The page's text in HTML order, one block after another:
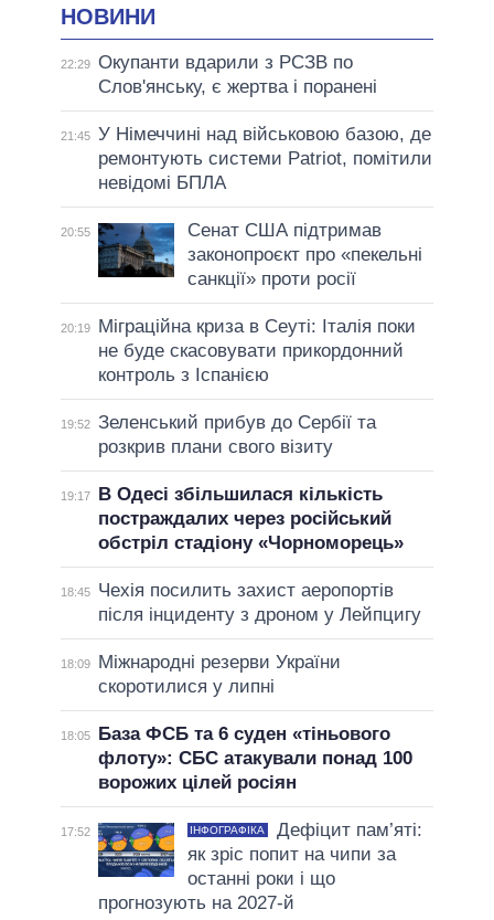
НОВИНИ
22:29 Окупанти вдарили з РСЗВ по
Слов'янську, є жертва і поранені
21:45 У Німеччині над військовою базою, де
ремонтують системи Patriot, помітили
невідомі БПЛА
20:55
Сенат США підтримав
законопроєкт про «пекельні
санкції» проти росії
20:19
Міграційна криза в Сеуті: Італія поки
не буде скасовувати прикордонний
контроль з Іспанією
19:52 Зеленський прибув до Сербії та
розкрив плани свого візиту
19:17
В Одесі збільшилася кількість
постраждалих через російський
обстріл стадіону «Чорноморець»
18:45
Чехія посилить захист аеропортів
після інциденту з дроном у Лейпцигу
18:09
Міжнародні резерви України
скоротилися у липні
18:05
База ФСБ та 6 суден «тіньового
флоту»: СБС атакували понад 100
ворожих цілей росіян
17:52 ІНФОГРАФІКА
Дефіцит пам’яті:
як зріс попит на чипи за
останні роки і що
прогнозують на 2027-й